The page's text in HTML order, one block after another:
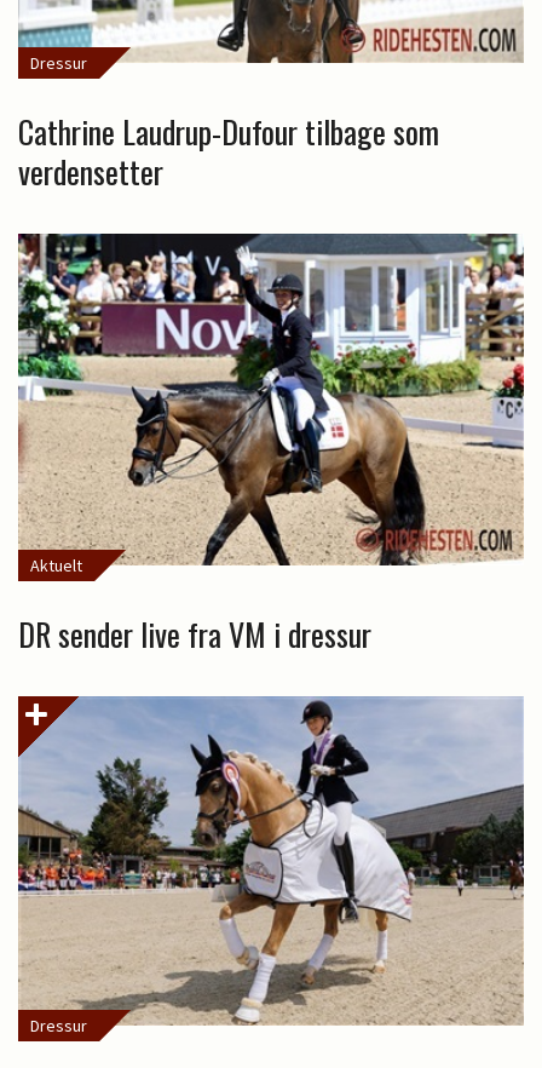
Dressur
Cathrine Laudrup-Dufour tilbage som
verdensetter
Aktuelt
DR sender live fra VM i dressur
Dressur